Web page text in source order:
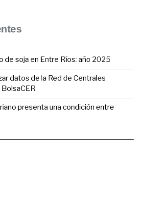
de soja en Entre Ríos: año 2025
datos de la Red de Centrales
presenta una condición entre